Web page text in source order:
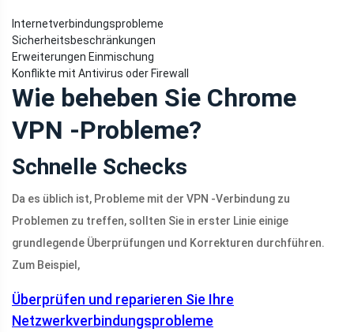
Internetverbindungsprobleme
Sicherheitsbeschränkungen
Erweiterungen Einmischung
Konflikte mit Antivirus oder Firewall
Wie beheben Sie Chrome
VPN -Probleme?
Schnelle Schecks
Da es üblich ist, Probleme mit der VPN -Verbindung zu
Problemen zu treffen, sollten Sie in erster Linie einige
grundlegende Überprüfungen und Korrekturen durchführen.
Zum Beispiel,
Überprüfen und reparieren Sie Ihre
Netzwerkverbindungsprobleme